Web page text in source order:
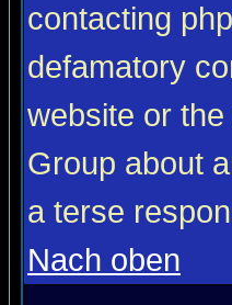
contacting
defamatory
website or
Group about
a terse
Nach oben